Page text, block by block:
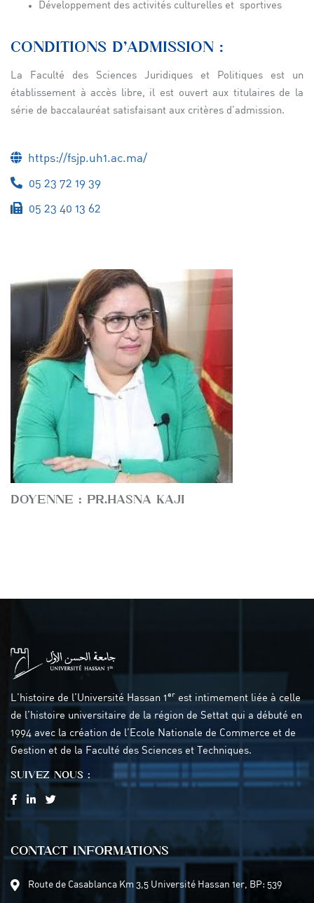
Développement des activités culturelles et sportives
CONDITIONS D’ADMISSION :
La Faculté des Sciences Juridiques et Politiques est un
établissement à accès libre, il est ouvert aux titulaires de la
série de baccalauréat satisfaisant aux critères d’admission.
https://fsjp.uh1.ac.ma/
05 23 72 19 39
05 23 40 13 62
DOYENNE : PR.HASNA KAJI
L’histoire de l’Université Hassan 1er est intimement liée à celle
de l’histoire universitaire de la région de Settat qui a débuté en
1994 avec la création de l’Ecole Nationale de Commerce et de
Gestion et de la Faculté des Sciences et Techniques.
SUIVEZ NOUS :
CONTACT INFORMATIONS
Route de Casablanca Km 3,5 Université Hassan 1er, BP: 539